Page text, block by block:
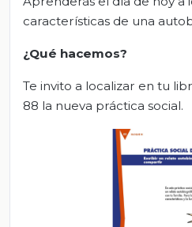
características de una
¿Qué hacemos?
Te invito a localizar en tu
88 la nueva práctica social.